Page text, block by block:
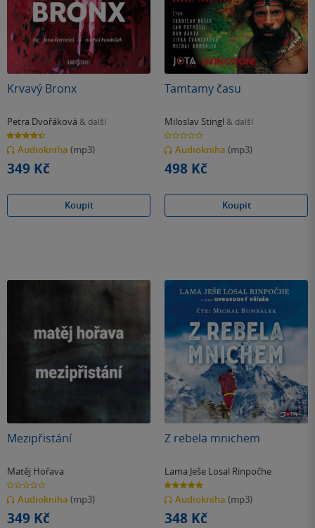
Krvavý Bronx
Petra Dvořáková & další
4.4
z
5
hvězdiček
Audiokniha (mp3)
349 Kč
Koupit
Tamtamy času
Miloslav Stingl & další
0.0
z
5
hvězdiček
Audiokniha (mp3)
498 Kč
Koupit
Mezipřistání
Matěj Hořava
0.0
z
5
hvězdiček
Audiokniha (mp3)
349 Kč
Z rebela mnichem
Lama Ješe Losal Rinpočhe
5.0
z
5
hvězdiček
Audiokniha (mp3)
348 Kč